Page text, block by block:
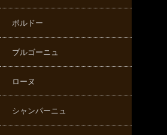
ボルドー
ブルゴーニュ
ローヌ
シャンパーニュ